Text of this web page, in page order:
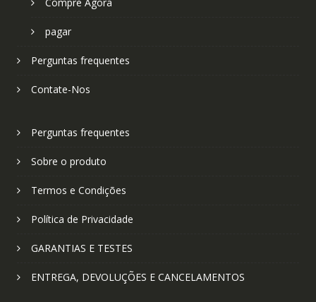
pagar
Perguntas frequentes
Contate-Nos
Perguntas frequentes
Sobre o produto
Termos e Condições
Política de Privacidade
GARANTIAS E TESTES
ENTREGA, DEVOLUÇÕES E CANCELAMENTOS